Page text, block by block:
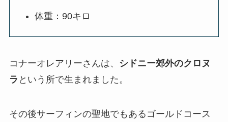
体重：90キロ
コナーオレアリーさんは、
シドニー郊外のクロヌ
ラ という所で生まれました。
その後サーフィンの聖地でもあるゴールドコース